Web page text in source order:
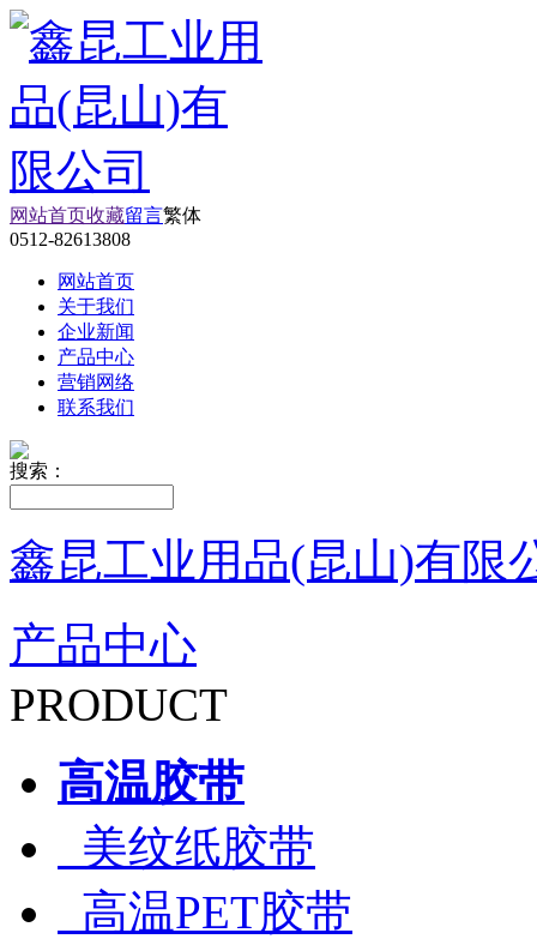
网站首页收藏留言繁体
0512-82613808
网站首页
关于我们
企业新闻
产品中心
营销网络
联系我们
搜索：
鑫昆工业用品(昆山)有限
产品中心
PRODUCT
高温胶带
美纹纸胶带
高温PET胶带